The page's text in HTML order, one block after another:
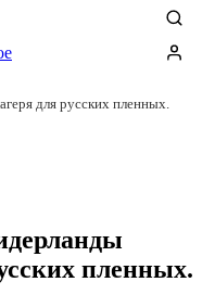
для русских пленных.
пленных.